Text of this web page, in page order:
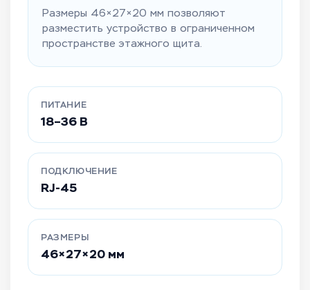
Размеры 46×27×20 мм позволяют
разместить устройство в ограниченном
пространстве этажного щита.
ПИТАНИЕ
18–36 В
ПОДКЛЮЧЕНИЕ
RJ-45
РАЗМЕРЫ
46×27×20 мм